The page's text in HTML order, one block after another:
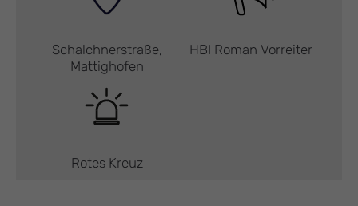
Schalchnerstraße,
Mattighofen
HBI Roman Vorreiter
Rotes Kreuz